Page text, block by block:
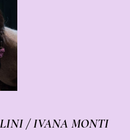
/ IVANA MONTI